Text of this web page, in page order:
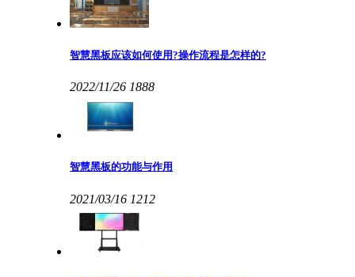
智慧黑板应该如何使用?操作流程是怎样的?
2022/11/26 1888
智慧黑板的功能与作用
2021/03/16 1212